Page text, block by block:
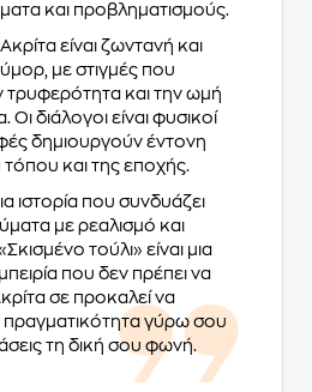
και προβληματισμούς.
είναι ζωντανή και
με στιγμές που
τρυφερότητα και την ωμή
Οι διάλογοι είναι φυσικοί
δημιουργούν έντονη
και της εποχής.
ιστορία που συνδυάζει
με ρεαλισμό και
τούλι» είναι μια
που δεν πρέπει να
σε προκαλεί να
πραγματικότητα γύρω σου
τη δική σου φωνή.